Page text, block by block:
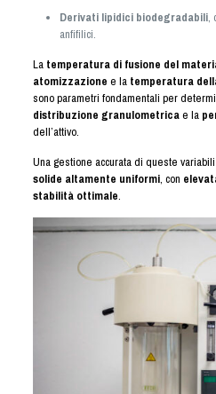
Derivati lipidici biodegradabili,
anfifilici.
La temperatura di fusione del
atomizzazione e la temperatura
sono parametri fondamentali per
distribuzione granulometricae la
dell’attivo.
Una gestione accurata di queste
solide altamente uniformi, con
stabilità ottimale.